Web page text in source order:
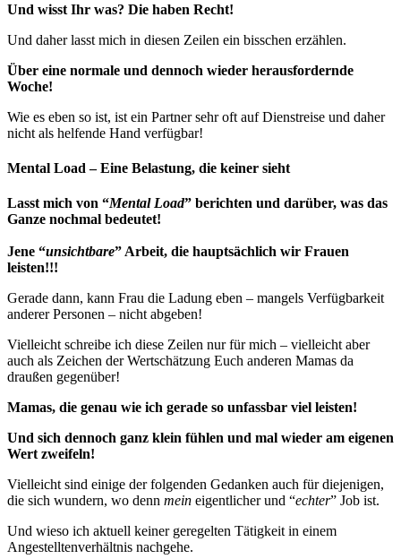
Und wisst Ihr was? Die haben Recht!
Und daher lasst mich in diesen Zeilen ein bisschen erzählen.
Über eine normale und dennoch wieder herausfordernde
Woche!
Wie es eben so ist, ist ein Partner sehr oft auf Dienstreise und daher
nicht als helfende Hand verfügbar!
Mental Load – Eine Belastung, die keiner sieht
Lasst mich von “Mental Load” berichten und darüber, was das
Ganze nochmal bedeutet!
Jene “unsichtbare” Arbeit, die hauptsächlich wir Frauen
leisten!!!
Gerade dann, kann Frau die Ladung eben – mangels Verfügbarkeit
anderer Personen – nicht abgeben!
Vielleicht schreibe ich diese Zeilen nur für mich – vielleicht aber
auch als Zeichen der Wertschätzung Euch anderen Mamas da
draußen gegenüber!
Mamas, die genau wie ich gerade so unfassbar viel leisten!
Und sich dennoch ganz klein fühlen und mal wieder am eigenen
Wert zweifeln!
Vielleicht sind einige der folgenden Gedanken auch für diejenigen,
die sich wundern, wo denn mein eigentlicher und “echter” Job ist.
Und wieso ich aktuell keiner geregelten Tätigkeit in einem
Angestelltenverhältnis nachgehe.